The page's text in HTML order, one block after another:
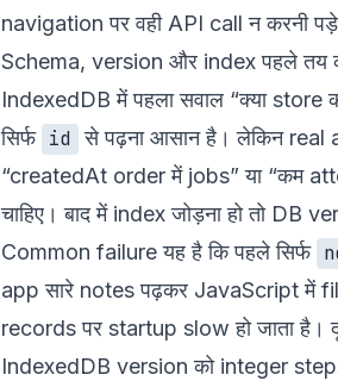
navigation पर वही API call न करनी
Schema, version और index पहले तय
IndexedDB में पहला सवाल “क्या store
सिर्फ id से पढ़ना आसान है। लेकिन real
“createdAt order में jobs” या “कम
चाहिए। बाद में index जोड़ना हो तो DB
Common failure यह है कि पहले सिर्फ
app सारे notes पढ़कर JavaScript में
records पर startup slow हो जाता
IndexedDB version को integer